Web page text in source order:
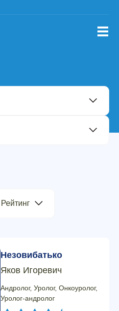
Рейтинг
Незовибатько
Яков Игоревич
Андролог, Уролог, Онкоуролог,
Уролог-андролог